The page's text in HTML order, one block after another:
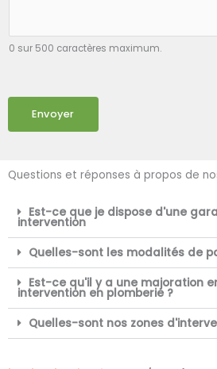
0 sur 500 caractères maximum.
Envoyer
Questions et réponses à propos de
Est-ce que je dispose d'une
intervention
Quelles-sont les modalités de
Est-ce qu'il y a une majoration
intervention en plomberie ?
Quelles-sont nos zones